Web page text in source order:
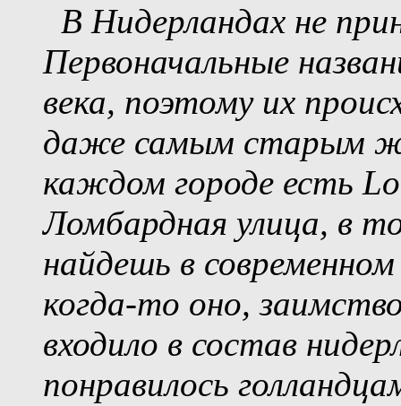
В Нидерландах не
Первоначальные
века, поэтому их
даже самым старым
каждом городе есть
Ломбардная улица, в
найдешь в
когда-то оно,
входило в состав
понравилось